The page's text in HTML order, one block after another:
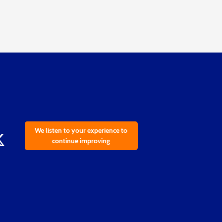
We listen to your experience to
continue improving